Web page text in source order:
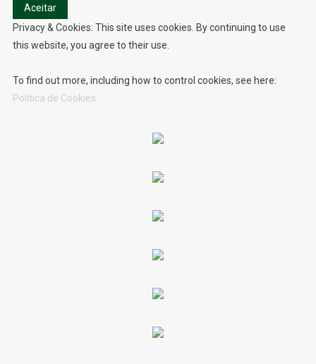
Privacy & Cookies: This site uses cookies. By continuing to use
this website, you agree to their use.
To find out more, including how to control cookies, see here:
Política de Cookies